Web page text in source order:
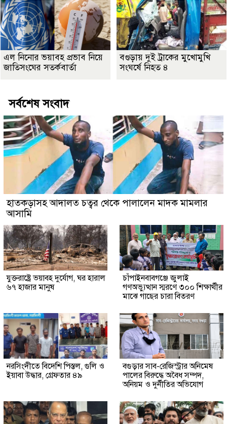
এল নিনোর ভয়াবহ প্রভাব নিয়ে
জাতিসংঘের সতর্কবার্তা
বগুড়ায় দুই ট্রাকের মুখোমুখি
সংঘর্ষে নিহত ৪
সর্বশেষ সংবাদ
হাতকড়াসহ আদালত চত্বর থেকে পালালেন মাদক মামলার
আসামি
যুক্তরাষ্ট্রে ভয়াবহ দুর্যোগ, ঘর হারাল
৬৭ হাজার মানুষ
চাঁপাইনবাবগঞ্জে জুলাই
গণঅভ্যুত্থান স্মরণে ৩০০ শিক্ষার্থীর
মাঝে গাছের চারা বিতরণ
নরসিংদীতে বিদেশি পিস্তল, গুলি ও
ইয়াবা উদ্ধার, গ্রেফতার ৪৯
বগুড়ার সাব-রেজিস্ট্রার অনিমেষ
পালের বিরুদ্ধে অবৈধ সম্পদ,
অনিয়ম ও দুর্নীতির অভিযোগ